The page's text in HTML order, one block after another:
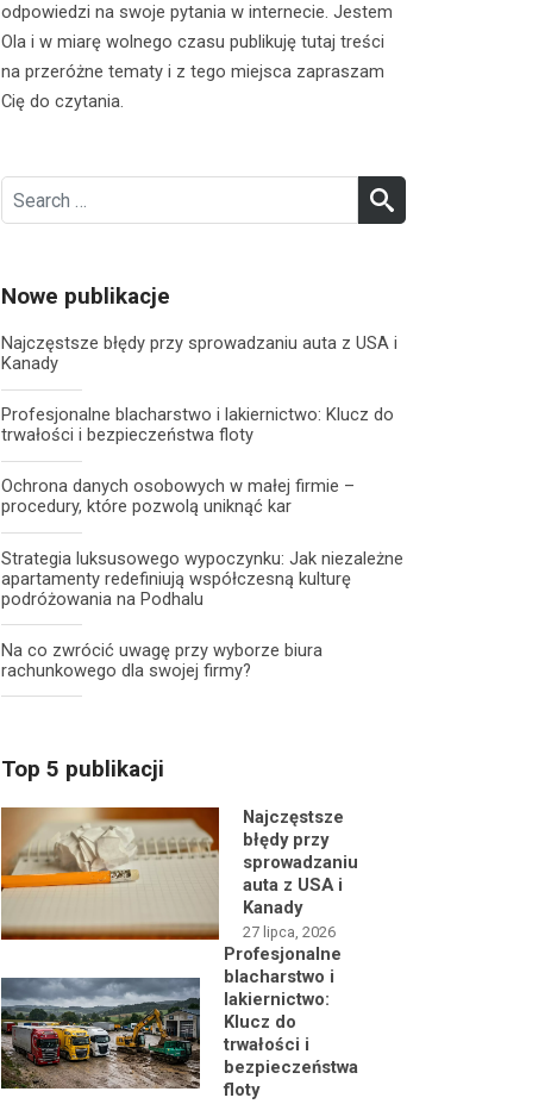
odpowiedzi na swoje pytania w internecie. Jestem
Ola i w miarę wolnego czasu publikuję tutaj treści
na przeróżne tematy i z tego miejsca zapraszam
Cię do czytania.
Search
for:
Nowe publikacje
Najczęstsze błędy przy sprowadzaniu auta z USA i
Kanady
Profesjonalne blacharstwo i lakiernictwo: Klucz do
trwałości i bezpieczeństwa floty
Ochrona danych osobowych w małej firmie –
procedury, które pozwolą uniknąć kar
Strategia luksusowego wypoczynku: Jak niezależne
apartamenty redefiniują współczesną kulturę
podróżowania na Podhalu
Na co zwrócić uwagę przy wyborze biura
rachunkowego dla swojej firmy?
Top 5 publikacji
Najczęstsze
błędy przy
sprowadzaniu
auta z USA i
Kanady
27 lipca, 2026
Profesjonalne
blacharstwo i
lakiernictwo:
Klucz do
trwałości i
bezpieczeństwa
floty